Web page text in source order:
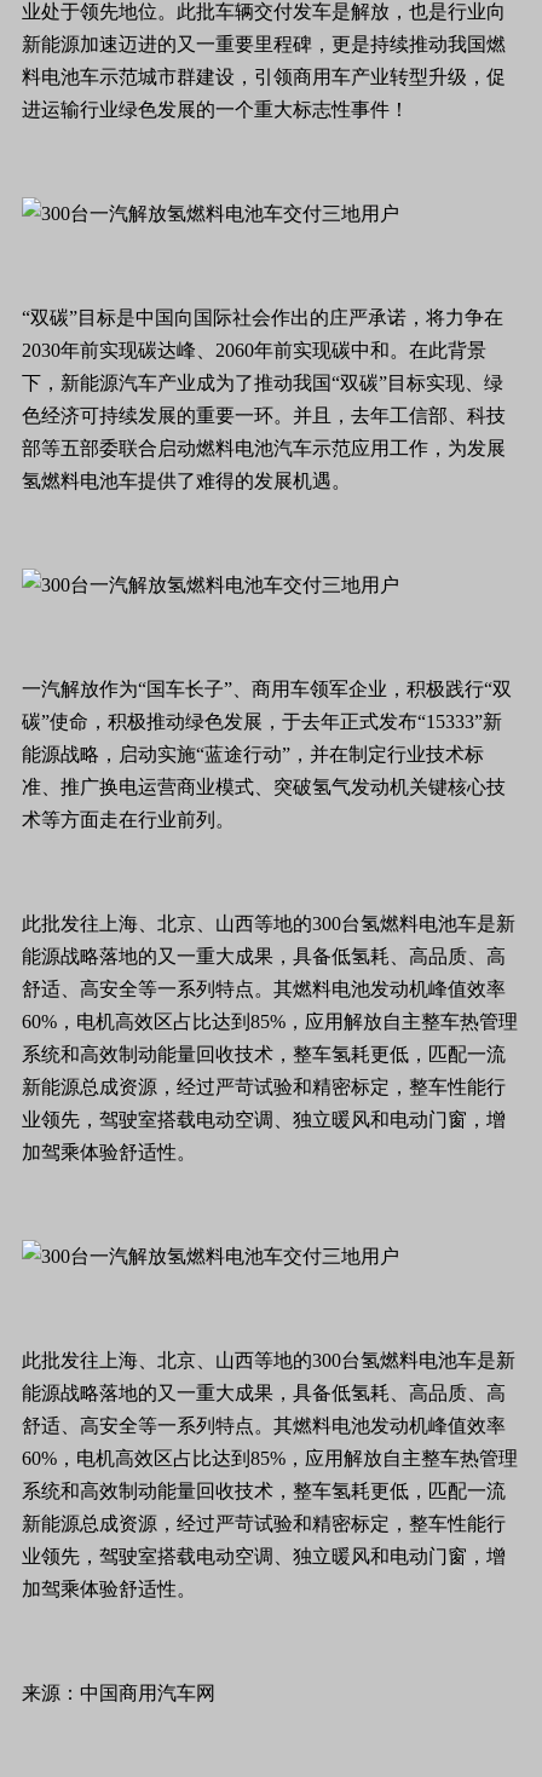
业处于领先地位。此批车辆交付发车是解放，也是行业向
新能源加速迈进的又一重要里程碑，更是持续推动我国燃
料电池车示范城市群建设，引领商用车产业转型升级，促
进运输行业绿色发展的一个重大标志性事件！
“双碳”目标是中国向国际社会作出的庄严承诺，将力争在
2030年前实现碳达峰、2060年前实现碳中和。在此背景
下，新能源汽车产业成为了推动我国“双碳”目标实现、绿
色经济可持续发展的重要一环。并且，去年工信部、科技
部等五部委联合启动燃料电池汽车示范应用工作，为发展
氢燃料电池车提供了难得的发展机遇。
一汽解放作为“国车长子”、商用车领军企业，积极践行“双
碳”使命，积极推动绿色发展，于去年正式发布“15333”新
能源战略，启动实施“蓝途行动”，并在制定行业技术标
准、推广换电运营商业模式、突破氢气发动机关键核心技
术等方面走在行业前列。
此批发往上海、北京、山西等地的300台氢燃料电池车是新
能源战略落地的又一重大成果，具备低氢耗、高品质、高
舒适、高安全等一系列特点。其燃料电池发动机峰值效率
60%，电机高效区占比达到85%，应用解放自主整车热管理
系统和高效制动能量回收技术，整车氢耗更低，匹配一流
新能源总成资源，经过严苛试验和精密标定，整车性能行
业领先，驾驶室搭载电动空调、独立暖风和电动门窗，增
加驾乘体验舒适性。
此批发往上海、北京、山西等地的300台氢燃料电池车是新
能源战略落地的又一重大成果，具备低氢耗、高品质、高
舒适、高安全等一系列特点。其燃料电池发动机峰值效率
60%，电机高效区占比达到85%，应用解放自主整车热管理
系统和高效制动能量回收技术，整车氢耗更低，匹配一流
新能源总成资源，经过严苛试验和精密标定，整车性能行
业领先，驾驶室搭载电动空调、独立暖风和电动门窗，增
加驾乘体验舒适性。
来源：中国商用汽车网